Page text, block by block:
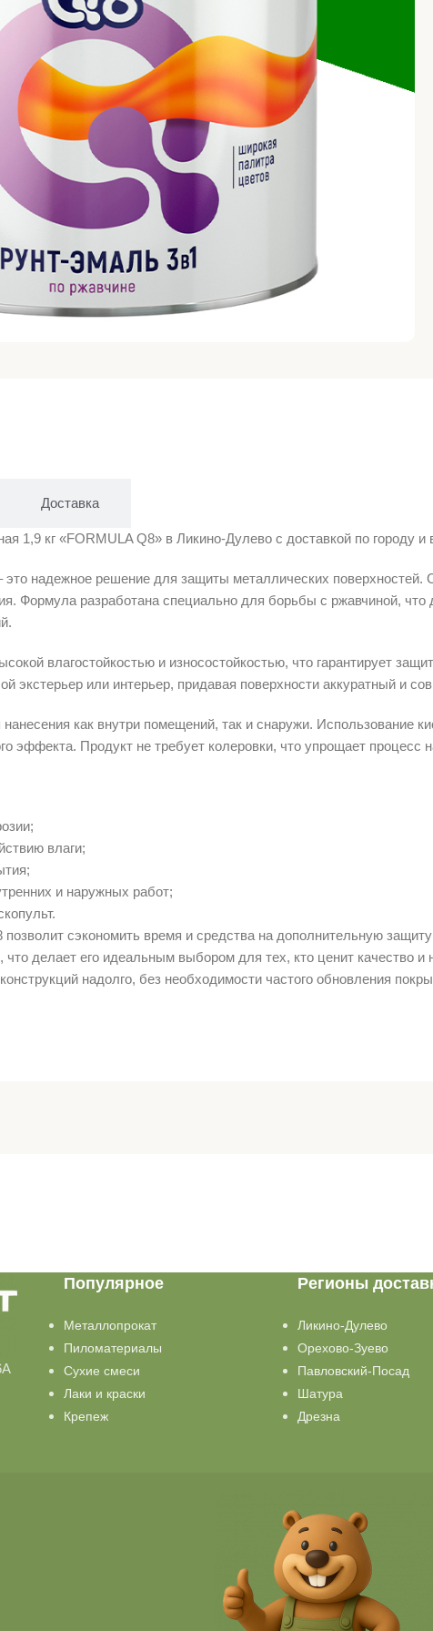
Доставка
1,9 кг «FORMULA Q8» в Ликино-Дулево с доставкой по городу и
надежное решение для защиты металлических поверхностей.
Формула разработана специально для борьбы с ржавчиной,
влагостойкостью и износостойкостью, что гарантирует
экстерьер или интерьер, придавая поверхности аккуратный и
как внутри помещений, так и снаружи. Использование
эффекта. Продукт не требует колеровки, что упрощает процесс
влаги;
и наружных работ;
сэкономить время и средства на дополнительную
делает его идеальным выбором для тех, кто ценит качество и
надолго, без необходимости частого обновления
Популярное
Металлопрокат
Пиломатериалы
Сухие смеси
Лаки и краски
Крепеж
Регионы
Ликино-Дулево
Орехово-Зуево
Павловский-Посад
Шатура
Дрезна